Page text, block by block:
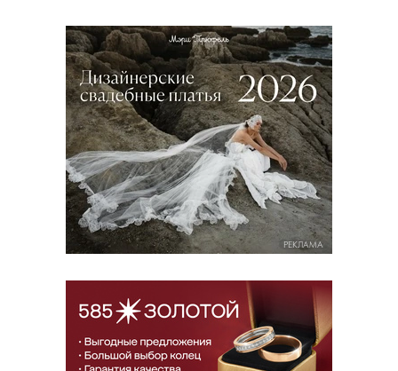
РЕКЛАМА